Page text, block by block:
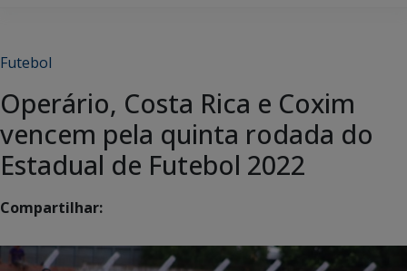
Futebol
Operário, Costa Rica e Coxim
vencem pela quinta rodada do
Estadual de Futebol 2022
Compartilhar: